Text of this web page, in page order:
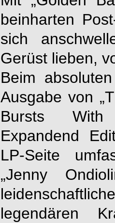
beinharten
sich
Gerüst lieben,
Beim
Ausgabe von
Bursts With
Expandend
LP-Seite
„Jenny
legendären